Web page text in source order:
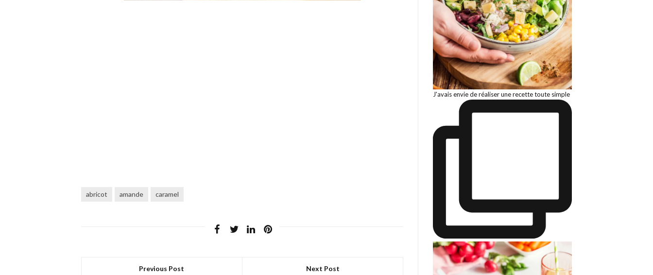
abricot amande caramel
Previous Post Next Post
J'avais envie de réaliser une recette toute simple